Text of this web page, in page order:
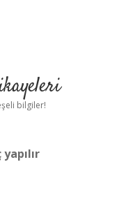
bilgiler!